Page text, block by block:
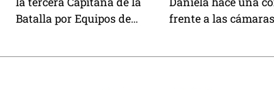
Batalla por Equipos de
frente a las